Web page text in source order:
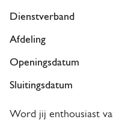
Dienstverband
Afdeling
Openingsdatum
Sluitingsdatum
Word jij enthousiast